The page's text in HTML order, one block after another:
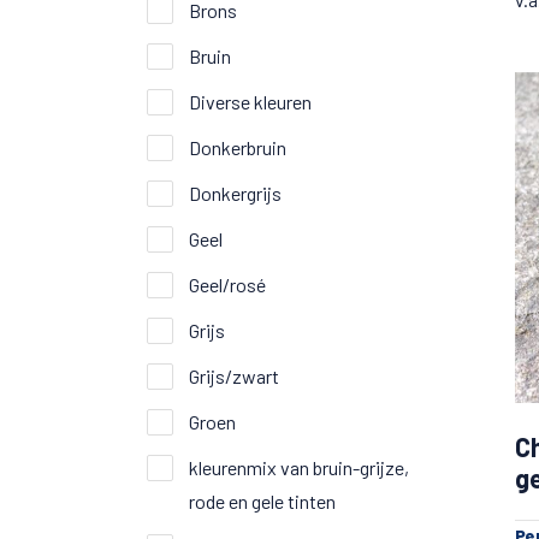
Los gestort mogelijk met groot
Brons
Bruin
Diverse kleuren
Donkerbruin
Donkergrijs
Geel
Geel/rosé
Grijs
Grijs/zwart
Groen
kleurenmix van bruin-grijze,
rode en gele tinten